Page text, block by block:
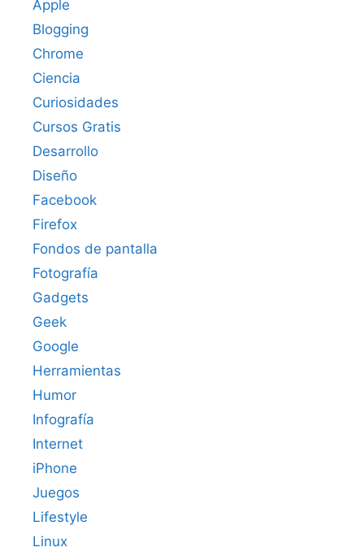
Apple
Blogging
Chrome
Ciencia
Curiosidades
Cursos Gratis
Desarrollo
Diseño
Facebook
Firefox
Fondos de pantalla
Fotografía
Gadgets
Geek
Google
Herramientas
Humor
Infografía
Internet
iPhone
Juegos
Lifestyle
Linux